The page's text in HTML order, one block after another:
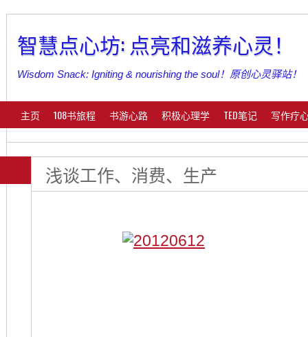
智慧点心坊: 点亮和滋养心灵！
Wisdom Snack: Igniting & nourishing the soul！原创心灵驿站！
主页 108书旅程 书游心路 积极心理学 TED笔记 写作疗
浅谈工作、消费、生产